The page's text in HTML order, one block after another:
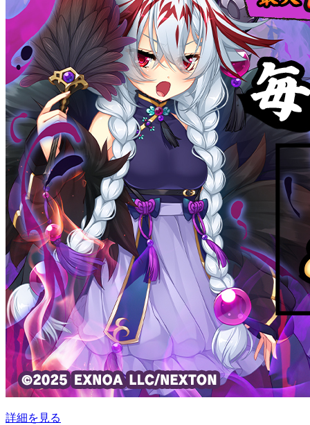
詳細を見る